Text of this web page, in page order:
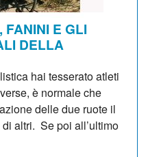
FANINI E GLI
DELLA
hai tesserato atleti
è normale che
delle due ruote il
altri. Se poi all’ultimo